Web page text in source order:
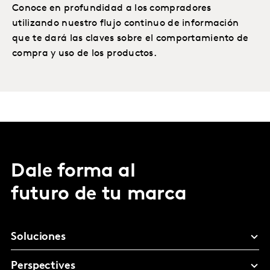
Conoce en profundidad a los compradores
utilizando nuestro flujo continuo de información
que te dará las claves sobre el comportamiento de
compra y uso de los productos.
Dale forma al
futuro de tu marca
Soluciones
Perspectives